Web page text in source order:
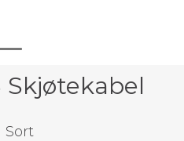
Skjøtekabel
Sort